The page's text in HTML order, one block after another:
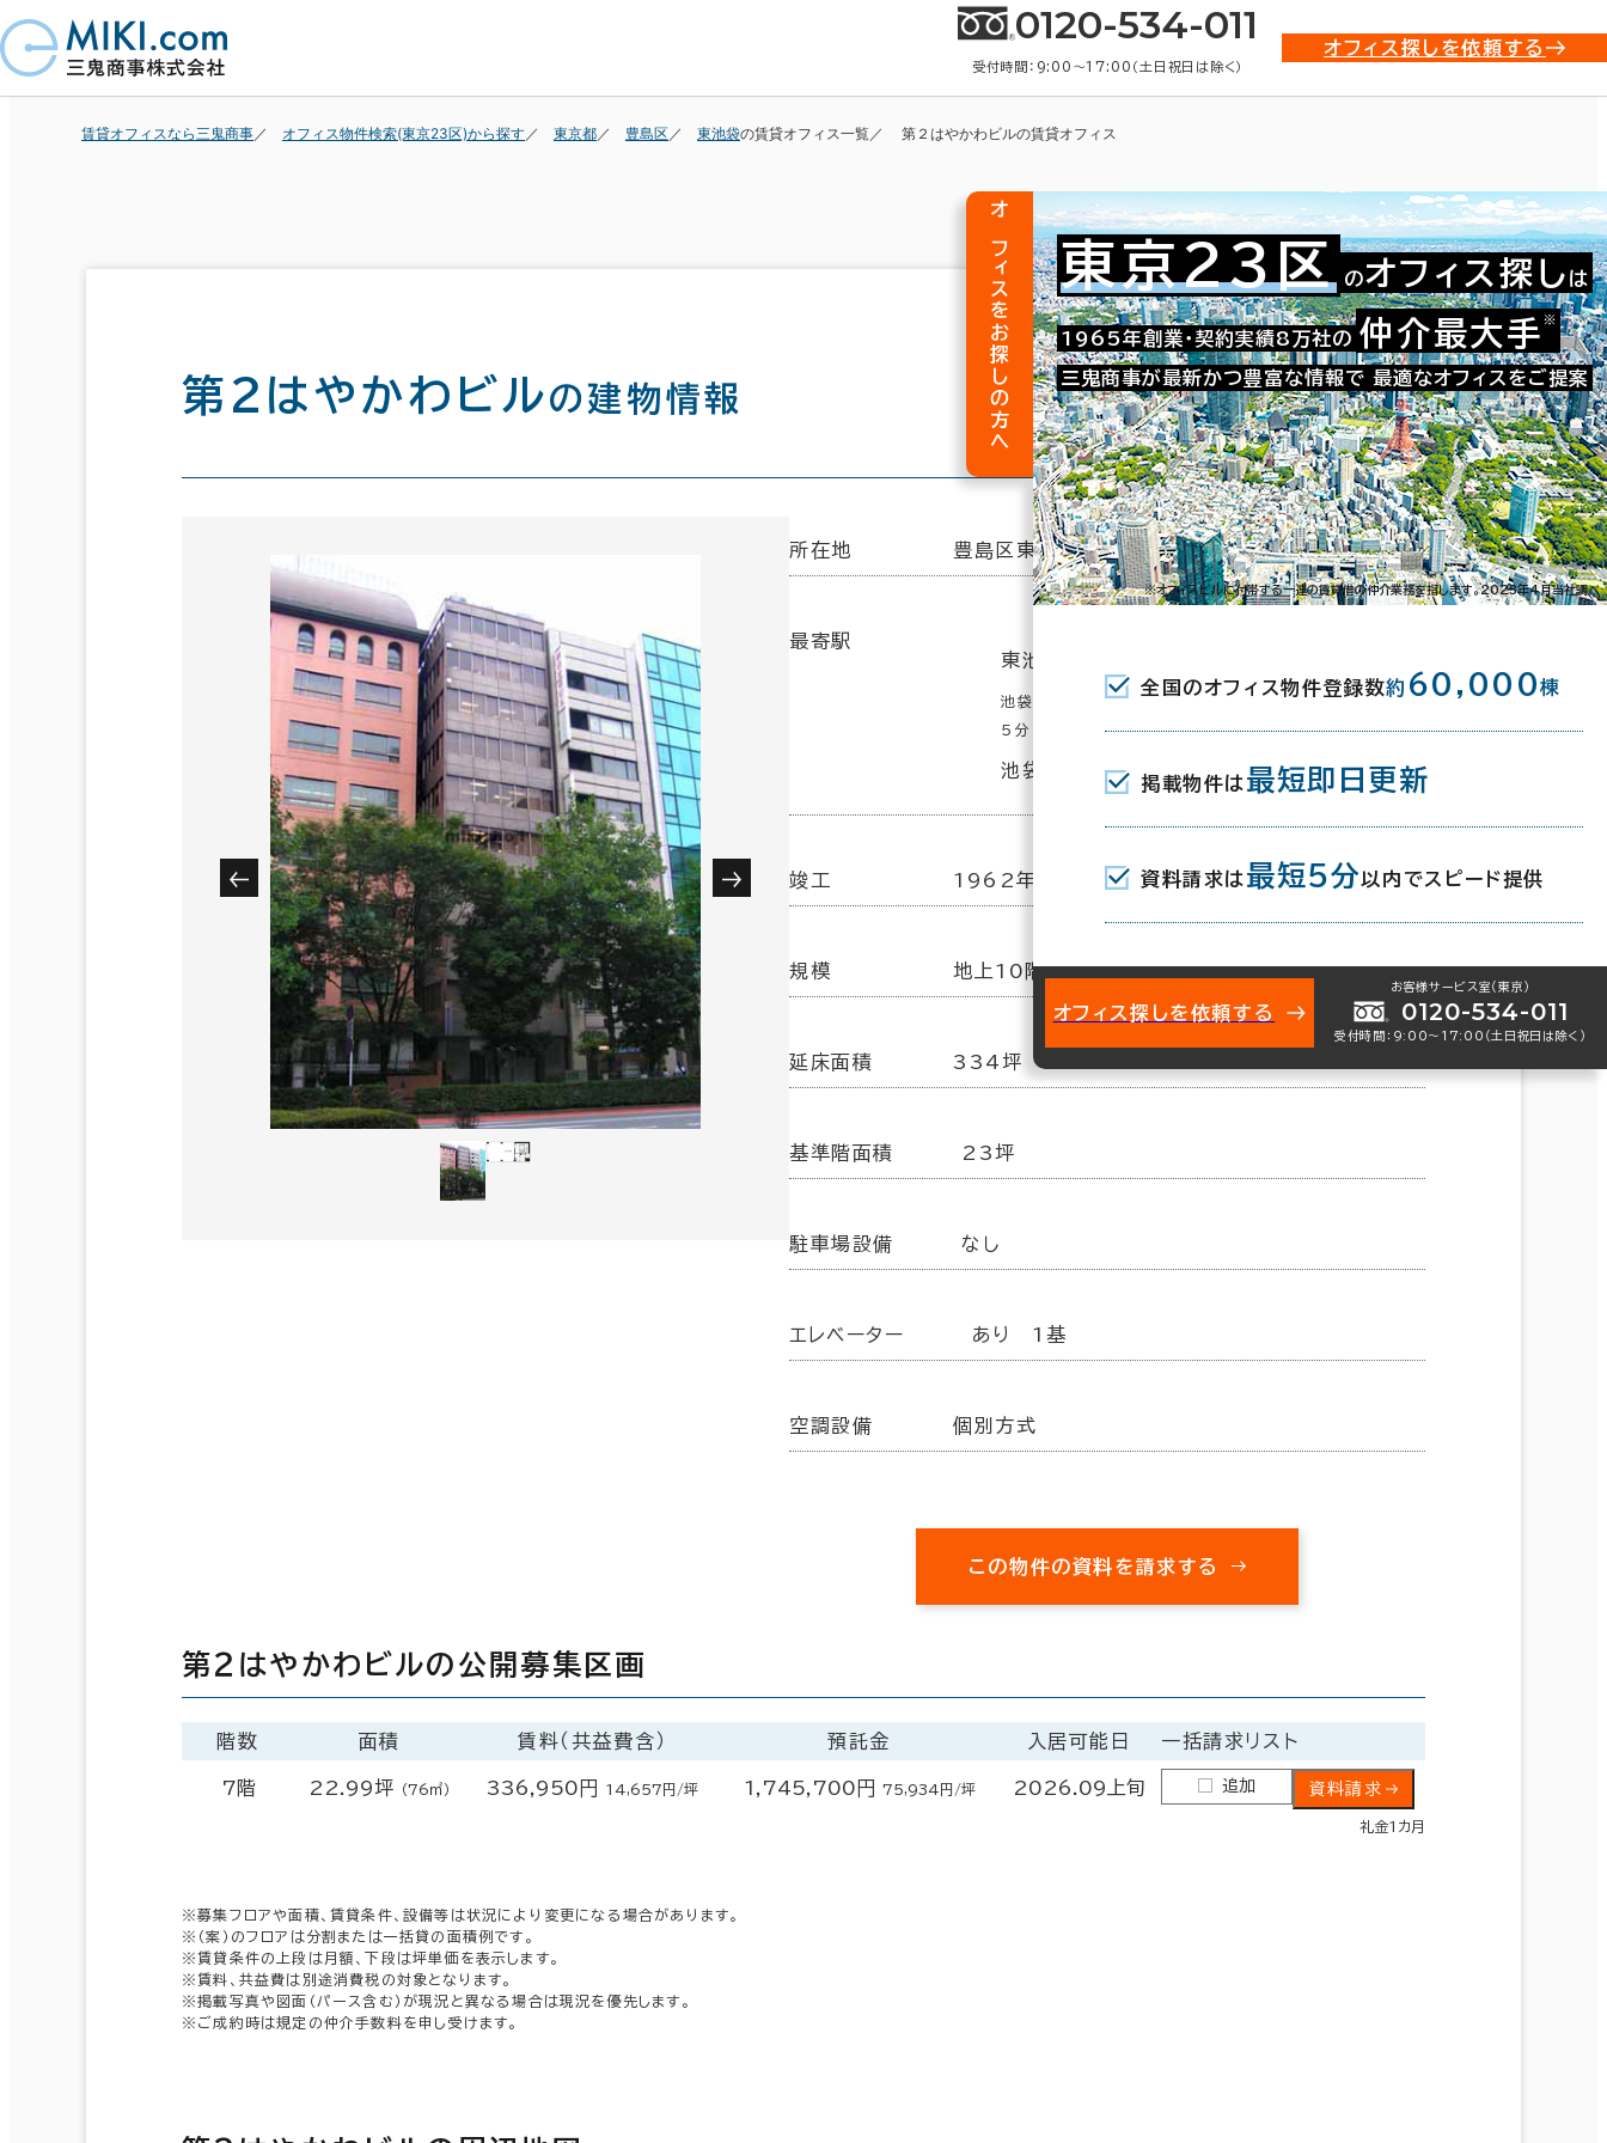
0120-534-011
受付時間：9:00〜17:00（土日祝日は除く）
オフィス探しを依頼する
賃貸オフィスなら三鬼商事 オフィス物件検索(東京23区)から探す 東京都 豊島区 東池袋の賃貸オフィス一覧 第２はやかわビルの賃貸オフィス
第２はやかわビルの建物情報
お問い合わせ番号：021-22804
所在地 豊島区東池袋1-25-3
最寄駅
東池袋駅(東京メトロ有楽町線) 2番口 3分
池袋駅(東京メトロ丸ノ内線･有楽町線･副都心線) 39番口
5分
池袋駅(JR) 東口 7分
竣工 1962年 7月
規模 地上10階／地下1階建
延床面積 334坪
基準階面積 23坪
駐車場設備 なし
エレベーター あり 1基
空調設備 個別方式
この物件の資料を請求する
第２はやかわビルの公開募集区画
階数 面積 賃料（共益費含） 預託金 入居可能日 一括請求リスト
7階 22.99坪 （76㎡） 336,950円 14,657円/坪 1,745,700円 75,934円/坪 2026.09上旬 追加 資料請求
礼金1カ月
※募集フロアや面積、賃貸条件、設備等は状況により変更になる場合があります。
※（案）のフロアは分割または一括貸の面積例です。
※賃貸条件の上段は月額、下段は坪単価を表示します。
※賃料、共益費は別途消費税の対象となります。
※掲載写真や図面（パース含む）が現況と異なる場合は現況を優先します。
※ご成約時は規定の仲介手数料を申し受けます。
オフィスをお探しの方へ 東京23区 のオフィス探し は
1965年創業・契約実績8万社の 仲介最大手 ※
三鬼商事が最新かつ豊富な情報で 最適なオフィスをご提案
※オフィスビルに付帯する一連の賃貸借の仲介業務を指します。2023年4月当社調べ
全国のオフィス物件登録数約 60,000棟
掲載物件は 最短即日更新
資料請求は 最短5分 以内でスピード提供
オフィス探しを依頼する
お客様サービス室（東京）
0120-534-011
受付時間：9:00〜17:00（土日祝日は除く）